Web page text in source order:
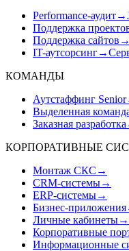
Performance-аудит→
Поддержка
Поддержка сайтов →
IT-аутсорсинг→
КОМАНДЫ
Аутстаффинг Senior
Выделенная
Заказная разработка
КОРПОРАТИВНЫЕ
Монтаж СКС →
CRM-системы→
ERP-системы→
Бизнес-приложения
Личные кабинеты→
Корпоративные
Информационные